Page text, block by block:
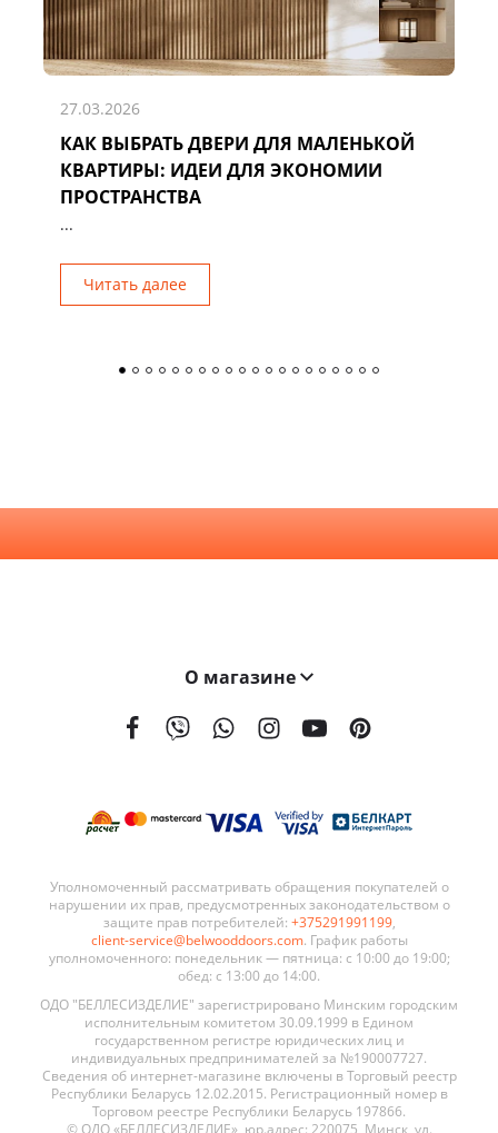
27.03.2026
КАК ВЫБРАТЬ ДВЕРИ ДЛЯ МАЛЕНЬКОЙ
КВАРТИРЫ: ИДЕИ ДЛЯ ЭКОНОМИИ
ПРОСТРАНСТВА
...
Читать далее
О магазине
Уполномоченный рассматривать обращения покупателей о
нарушении их прав, предусмотренных законодательством о
защите прав потребителей: +375291991199,
client-service@belwooddoors.com. График работы
уполномоченного: понедельник — пятница: с 10:00 до 19:00;
обед: с 13:00 до 14:00.
ОДО "БЕЛЛЕСИЗДЕЛИЕ" зарегистрировано Минским городским
исполнительным комитетом 30.09.1999 в Едином
государственном регистре юридических лиц и
индивидуальных предпринимателей за №190007727.
Сведения об интернет-магазине включены в Торговый реестр
Республики Беларусь 12.02.2015. Регистрационный номер в
Торговом реестре Республики Беларусь 197866.